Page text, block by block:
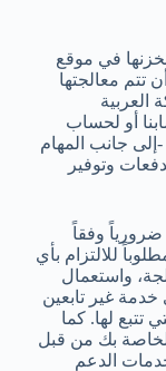
نخزنها في موقع
تتم معالجتها
العربية
أو لحساب
جانب المهام
وتوفير
وفقاً
للالتزام بأي
واستعمال
خدمة غير تابعين
تتبع لها. كما
بك من قبل
الدعم